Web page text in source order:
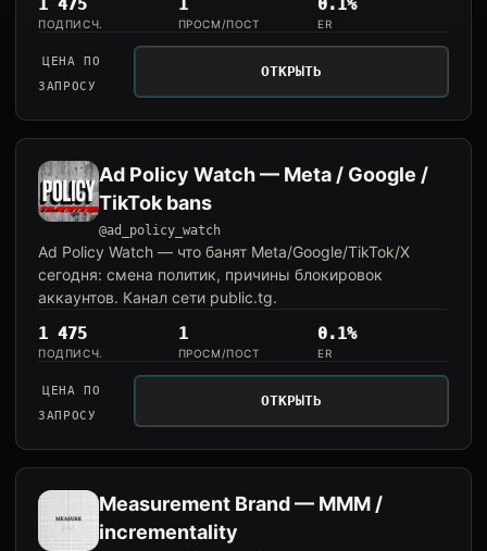
1 475
ПОДПИСЧ.
1
ПРОСМ/ПОСТ
0.1%
ER
ЦЕНА ПО
ЗАПРОСУ
ОТКРЫТЬ
Ad Policy Watch — Meta / Google /
TikTok bans
@ad_policy_watch
Ad Policy Watch — что банят Meta/Google/TikTok/X
сегодня: смена политик, причины блокировок
аккаунтов. Канал сети public.tg.
1 475
ПОДПИСЧ.
1
ПРОСМ/ПОСТ
0.1%
ER
ЦЕНА ПО
ЗАПРОСУ
ОТКРЫТЬ
Measurement Brand — MMM /
incrementality